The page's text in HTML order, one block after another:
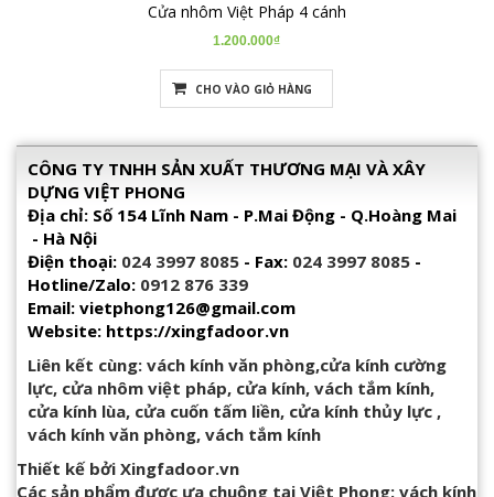
Cửa nhôm Việt Pháp 4 cánh
1.200.000₫
CHO VÀO GIỎ HÀNG
CÔNG TY TNHH SẢN XUẤT THƯƠNG MẠI VÀ XÂY
DỰNG VIỆT PHONG
Địa chỉ: Số 154 Lĩnh Nam - P.Mai Động - Q.Hoàng Mai
- Hà Nội
Điện thoại: 024 3997 8085 - Fax: 024 3997 8085 -
Hotline/Zalo: 0912 876 339
Email: vietphong126@gmail.com
Website: https://xingfadoor.vn
Liên kết cùng: vách kính văn phòng,cửa kính cường
lực, cửa nhôm việt pháp, cửa kính, vách tắm kính,
cửa kính lùa, cửa cuốn tấm liền, cửa kính thủy lực ,
vách kính văn phòng, vách tắm kính
Thiết kế bởi Xingfadoor.vn
Các sản phẩm được ưa chuộng tại Việt Phong: vách kính